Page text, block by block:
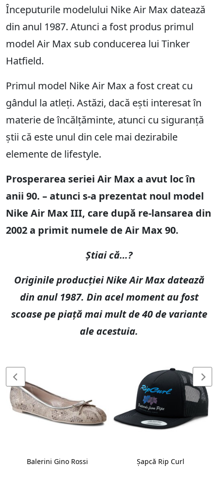
Începuturile modelului Nike Air Max datează
din anul 1987. Atunci a fost produs primul
model Air Max sub conducerea lui Tinker
Hatfield.
Primul model Nike Air Max a fost creat cu
gândul la atleți. Astăzi, dacă ești interesat în
materie de încălțăminte, atunci cu siguranță
știi că este unul din cele mai dezirabile
elemente de lifestyle.
Prosperarea seriei Air Max a avut loc în
anii 90. – atunci s-a prezentat noul model
Nike Air Max III, care după re-lansarea din
2002 a primit numele de Air Max 90.
Știai că…?
Originile producției Nike Air Max datează
din anul 1987. Din acel moment au fost
scoase pe piață mai mult de 40 de variante
ale acestuia.
Balerini Gino Rossi Șapcă Rip Curl